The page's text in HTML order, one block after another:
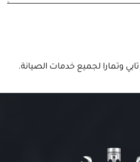
وتمارا لجميع خدمات الصيانة.